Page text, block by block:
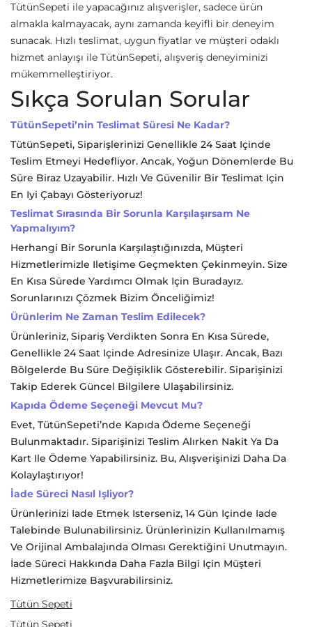
TütünSepeti ile yapacağınız alışverişler, sadece ürün
almakla kalmayacak, aynı zamanda keyifli bir deneyim
sunacak. Hızlı teslimat, uygun fiyatlar ve müşteri odaklı
hizmet anlayışı ile TütünSepeti, alışveriş deneyiminizi
mükemmelleştiriyor.
Sıkça Sorulan Sorular
TütünSepeti’nin Teslimat Süresi Ne Kadar?
TütünSepeti, Siparişlerinizi Genellikle 24 Saat Içinde
Teslim Etmeyi Hedefliyor. Ancak, Yoğun Dönemlerde Bu
Süre Biraz Uzayabilir. Hızlı Ve Güvenilir Bir Teslimat Için
En Iyi Çabayı Gösteriyoruz!
Teslimat Sırasında Bir Sorunla Karşılaşırsam Ne
Yapmalıyım?
Herhangi Bir Sorunla Karşılaştığınızda, Müşteri
Hizmetlerimizle Iletişime Geçmekten Çekinmeyin. Size
En Kısa Sürede Yardımcı Olmak Için Buradayız.
Sorunlarınızı Çözmek Bizim Önceliğimiz!
Ürünlerim Ne Zaman Teslim Edilecek?
Ürünleriniz, Sipariş Verdikten Sonra En Kısa Sürede,
Genellikle 24 Saat Içinde Adresinize Ulaşır. Ancak, Bazı
Bölgelerde Bu Süre Değişiklik Gösterebilir. Siparişinizi
Takip Ederek Güncel Bilgilere Ulaşabilirsiniz.
Kapıda Ödeme Seçeneği Mevcut Mu?
Evet, TütünSepeti’nde Kapıda Ödeme Seçeneği
Bulunmaktadır. Siparişinizi Teslim Alırken Nakit Ya Da
Kart Ile Ödeme Yapabilirsiniz. Bu, Alışverişinizi Daha Da
Kolaylaştırıyor!
İade Süreci Nasıl Işliyor?
Ürünlerinizi Iade Etmek Isterseniz, 14 Gün Içinde Iade
Talebinde Bulunabilirsiniz. Ürünlerinizin Kullanılmamış
Ve Orijinal Ambalajında Olması Gerektiğini Unutmayın.
İade Süreci Hakkında Daha Fazla Bilgi Için Müşteri
Hizmetlerimize Başvurabilirsiniz.
Tütün Sepeti
Tütün Sepeti